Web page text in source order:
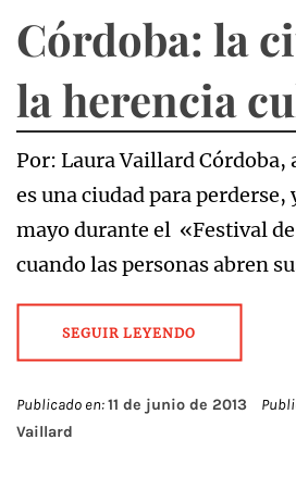
Córdoba: la
la herencia
Por: Laura Vaillard Córdoba,
es una ciudad para perderse,
mayo durante el «Festival
cuando las personas abren
SEGUIR LEYENDO
Publicado en:11 de junio de 2013
Vaillard